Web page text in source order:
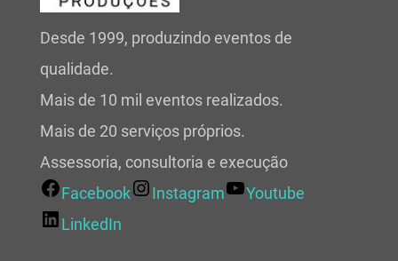
Desde 1999, produzindo eventos de
qualidade.
Mais de 10 mil eventos realizados.
Mais de 20 serviços próprios.
Assessoria, consultoria e execução
Facebook
Instagram
Youtube
LinkedIn